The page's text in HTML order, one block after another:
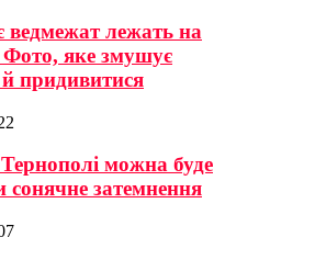
ведмежат лежать на
Фото, яке змушує
придивитися
можна буде
сонячне затемнення